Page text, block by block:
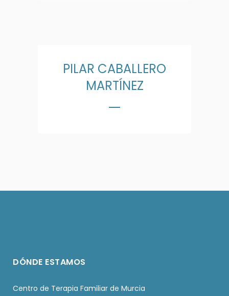
PILAR CABALLERO
MARTÍNEZ
DÓNDE ESTAMOS
Centro de Terapia Familiar de Murcia